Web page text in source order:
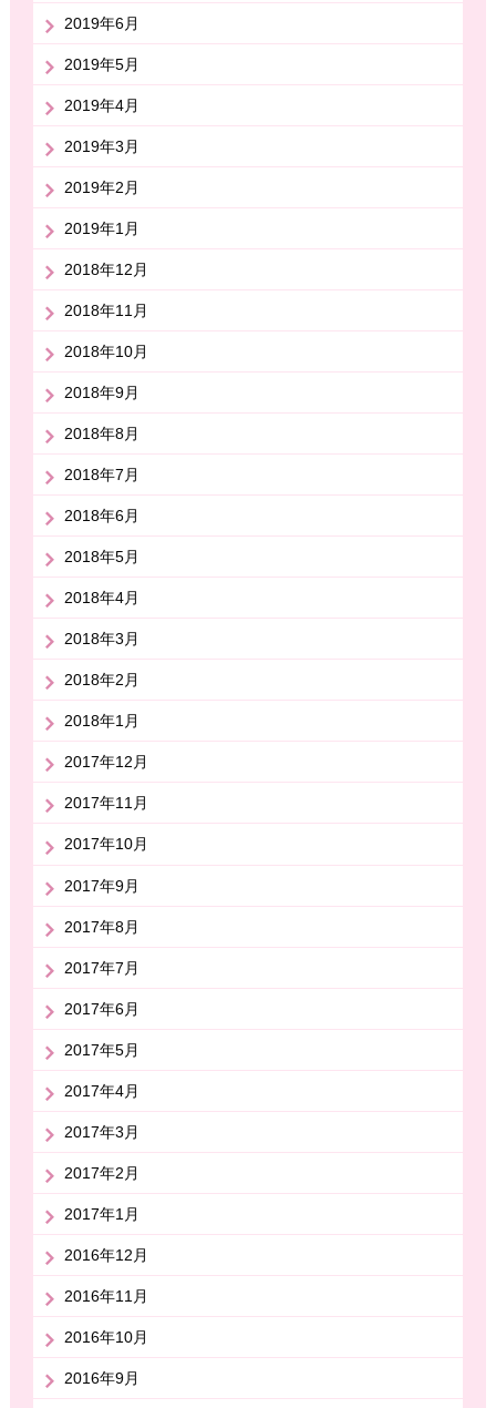
2019年6月
2019年5月
2019年4月
2019年3月
2019年2月
2019年1月
2018年12月
2018年11月
2018年10月
2018年9月
2018年8月
2018年7月
2018年6月
2018年5月
2018年4月
2018年3月
2018年2月
2018年1月
2017年12月
2017年11月
2017年10月
2017年9月
2017年8月
2017年7月
2017年6月
2017年5月
2017年4月
2017年3月
2017年2月
2017年1月
2016年12月
2016年11月
2016年10月
2016年9月